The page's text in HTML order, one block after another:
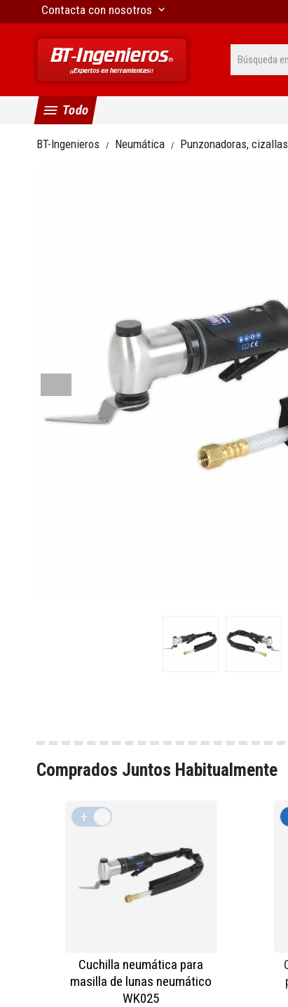
Contacta con nosotros keyboard_arrow_down
menu Todo
BT-Ingenieros Neumática Punzonadoras,
Comprados Juntos Habitualmente
Cuchilla neumática para
masilla de lunas neumático
WK025
+